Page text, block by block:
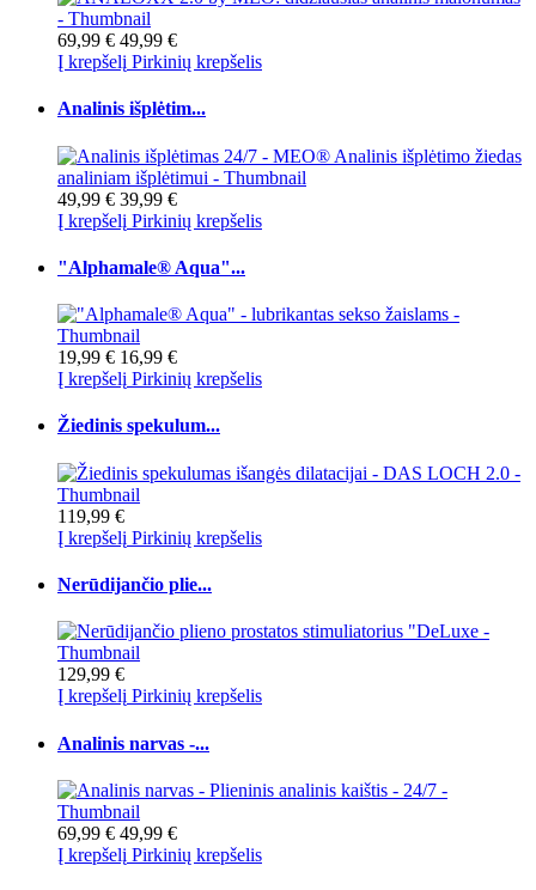
69,99 € 49,99 €
Į krepšelį Pirkinių krepšelis
Analinis išplėtim...
49,99 € 39,99 €
Į krepšelį Pirkinių krepšelis
"Alphamale® Aqua"...
19,99 € 16,99 €
Į krepšelį Pirkinių krepšelis
Žiedinis spekulum...
119,99 €
Į krepšelį Pirkinių krepšelis
Nerūdijančio plie...
129,99 €
Į krepšelį Pirkinių krepšelis
Analinis narvas -...
69,99 € 49,99 €
Į krepšelį Pirkinių krepšelis